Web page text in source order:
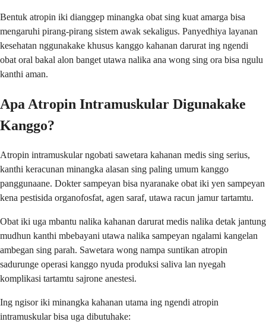
Bentuk atropin iki dianggep minangka obat sing kuat amarga bisa
mengaruhi pirang-pirang sistem awak sekaligus. Panyedhiya layanan
kesehatan nggunakake khusus kanggo kahanan darurat ing ngendi
obat oral bakal alon banget utawa nalika ana wong sing ora bisa ngulu
kanthi aman.
Apa Atropin Intramuskular Digunakake
Kanggo?
Atropin intramuskular ngobati sawetara kahanan medis sing serius,
kanthi keracunan minangka alasan sing paling umum kanggo
panggunaane. Dokter sampeyan bisa nyaranake obat iki yen sampeyan
kena pestisida organofosfat, agen saraf, utawa racun jamur tartamtu.
Obat iki uga mbantu nalika kahanan darurat medis nalika detak jantung
mudhun kanthi mbebayani utawa nalika sampeyan ngalami kangelan
ambegan sing parah. Sawetara wong nampa suntikan atropin
sadurunge operasi kanggo nyuda produksi saliva lan nyegah
komplikasi tartamtu sajrone anestesi.
Ing ngisor iki minangka kahanan utama ing ngendi atropin
intramuskular bisa uga dibutuhake: